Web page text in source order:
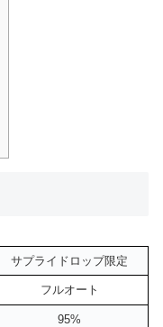
サプライドロップ限定
フルオート
95%